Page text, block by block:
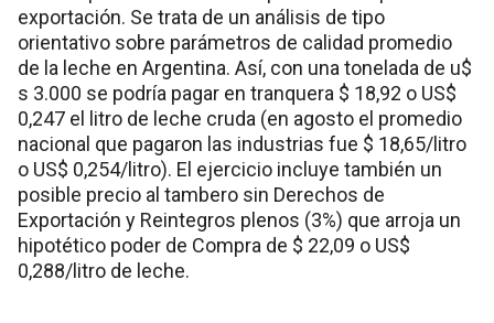
exportación. Se trata de un análisis de tipo
orientativo sobre parámetros de calidad promedio
de la leche en Argentina. Así, con una tonelada de u$
s 3.000 se podría pagar en tranquera $ 18,92 o US$
0,247 el litro de leche cruda (en agosto el promedio
nacional que pagaron las industrias fue $ 18,65/litro
o US$ 0,254/litro). El ejercicio incluye también un
posible precio al tambero sin Derechos de
Exportación y Reintegros plenos (3%) que arroja un
hipotético poder de Compra de $ 22,09 o US$
0,288/litro de leche.